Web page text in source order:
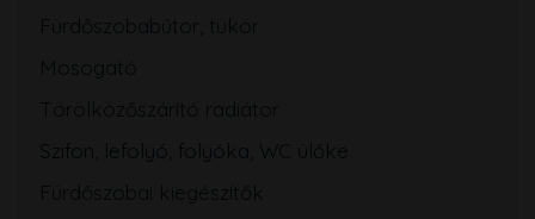
Fürdőszobabútor, tükör
Mosogató
Törölközőszárító radiátor
Szifon, lefolyó, folyóka, WC ülőke
Fürdőszobai kiegészítők